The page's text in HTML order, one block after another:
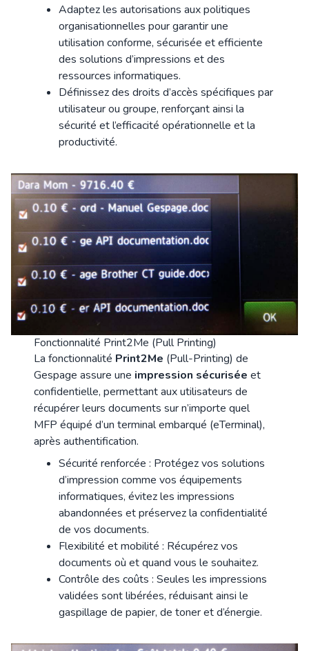
Adaptez les autorisations aux politiques
organisationnelles pour garantir une
utilisation conforme, sécurisée et efficiente
des solutions d’impressions et des
ressources informatiques.
Définissez des droits d’accès spécifiques par
utilisateur ou groupe, renforçant ainsi la
sécurité et l’efficacité opérationnelle et la
productivité.
Fonctionnalité Print2Me (Pull Printing)
La fonctionnalité Print2Me (Pull-Printing) de
Gespage assure une impression sécurisée et
confidentielle, permettant aux utilisateurs de
récupérer leurs documents sur n’importe quel
MFP équipé d’un terminal embarqué (eTerminal),
après authentification.
Sécurité renforcée : Protégez vos solutions
d’impression comme vos équipements
informatiques, évitez les impressions
abandonnées et préservez la confidentialité
de vos documents.
Flexibilité et mobilité : Récupérez vos
documents où et quand vous le souhaitez.
Contrôle des coûts : Seules les impressions
validées sont libérées, réduisant ainsi le
gaspillage de papier, de toner et d’énergie.